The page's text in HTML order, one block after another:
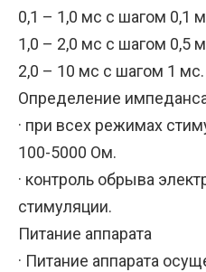
0,1 – 1,0 мс с шагом 0,1
1,0 – 2,0 мс с шагом 0,5
2,0 – 10 мс с шагом 1 мс.
Определение импеданса
· при всех режимах
100-5000 Ом.
· контроль обрыва
стимуляции.
Питание аппарата
· Питание аппарата